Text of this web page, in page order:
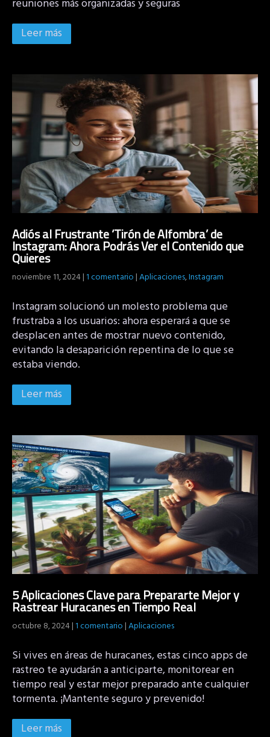
reuniones más organizadas y seguras
Leer más
Adiós al Frustrante ‘Tirón de Alfombra’ de
Instagram: Ahora Podrás Ver el Contenido que
Quieres
noviembre 11, 2024|1 comentario|Aplicaciones,Instagram
Instagram solucionó un molesto problema que
frustraba a los usuarios: ahora esperará a que se
desplacen antes de mostrar nuevo contenido,
evitando la desaparición repentina de lo que se
estaba viendo.
Leer más
5 Aplicaciones Clave para Prepararte Mejor y
Rastrear Huracanes en Tiempo Real
octubre 8, 2024|1 comentario|Aplicaciones
Si vives en áreas de huracanes, estas cinco apps de
rastreo te ayudarán a anticiparte, monitorear en
tiempo real y estar mejor preparado ante cualquier
tormenta. ¡Mantente seguro y prevenido!
Leer más